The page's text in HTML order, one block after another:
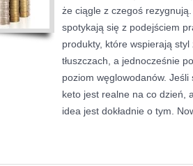
że ciągle z czegoś
spotykają się z podejściem
produkty, które wspierają
tłuszczach, a jednocześnie
poziom węglowodanów.
keto jest realne na co dzień,
idea jest dokładnie o tym.